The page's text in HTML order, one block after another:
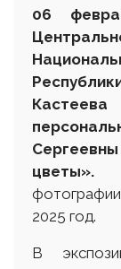
06
цветы».
2025 год.
В